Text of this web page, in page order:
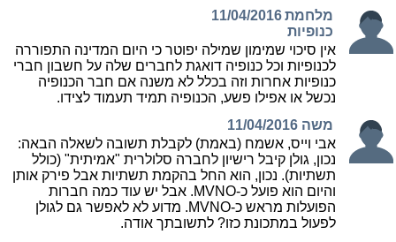
מלחמת
כנופיות
11/04/2016
אין סיכוי שמימון שמילה יפוטר כי היום המדינה התפוררה
לכנופיות וכל כנופיה דואגת לחברים שלה על חשבון חברי
כנופיות אחרות וזה בכלל לא משנה אם חבר הכנופיה
נכשל או אפילו פשע, הכנופיה תמיד תעמוד לצידו.
משה 11/04/2016
אבי וייס, אשמח (באמת) לקבלת תשובה לשאלה הבאה:
נכון, גולן קיבל רישיון לחברה סלולרית "אמיתית" (כולל
תשתיות). נכון, הוא החל בהקמת תשתיות אבל פירק אותן
והיום הוא פועל כ-MVNO. אבל יש עוד כמה חברות
הפועלות מראש כ-MVNO. מדוע לא לאפשר גם לגולן
לפעול במתכונת כזו? לתשובתך אודה.